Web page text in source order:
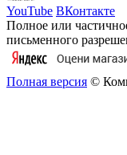
YouTube ВКонтакте
Полное или
письменного
Полная версия ©